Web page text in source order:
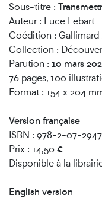
Sous-titre :
Auteur : Luce Lebart
Coédition :
Collection :
Parution : 10 mars
76 pages, 100
Format : 154 x 204
Version française
ISBN : 978-2-07-
Prix : 14,50€
Disponible à la
English version